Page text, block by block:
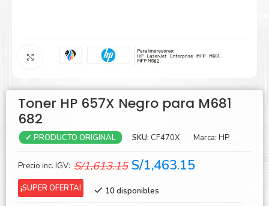
Agrandar
Toner HP 657X Negro para M681
682
✓ PRODUCTO ORIGINAL SKU: CF470X Marca: HP
Precio inc. IGV: S/1,613.15 El
original
S/1,463.15El
¡SUPER OFERTA! 10 disponibles